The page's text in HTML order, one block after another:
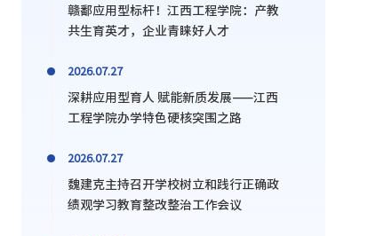
赣鄱应用型标杆！江西工程学院：产教
共生育英才，企业青睐好人才
2026.07.27
深耕应用型育人 赋能新质发展——江西
工程学院办学特色硬核突围之路
2026.07.27
魏建克主持召开学校树立和践行正确政
绩观学习教育整改整治工作会议